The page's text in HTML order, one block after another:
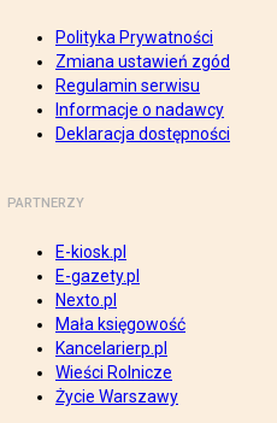
Polityka Prywatności
Zmiana ustawień zgód
Regulamin serwisu
Informacje o nadawcy
Deklaracja dostępności
PARTNERZY
E-kiosk.pl
E-gazety.pl
Nexto.pl
Mała księgowość
Kancelarierp.pl
Wieści Rolnicze
Życie Warszawy